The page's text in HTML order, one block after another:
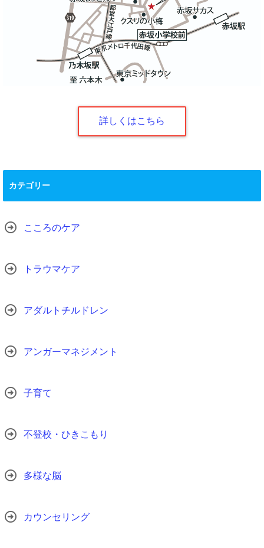
詳しくはこちら
カテゴリー
こころのケア
トラウマケア
アダルトチルドレン
アンガーマネジメント
子育て
不登校・ひきこもり
多様な脳
カウンセリング